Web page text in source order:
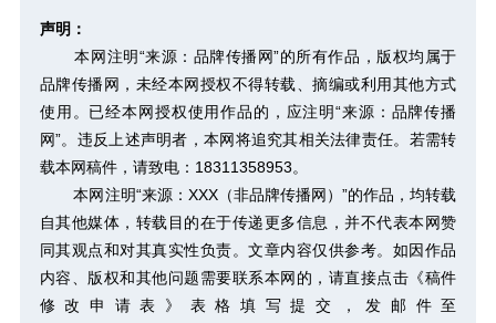
声明：
本网注明“来源：品牌传播网”的所有作品，版权均属于
品牌传播网，未经本网授权不得转载、摘编或利用其他方式
使用。已经本网授权使用作品的，应注明“来源：品牌传播
网”。违反上述声明者，本网将追究其相关法律责任。若需转
载本网稿件，请致电：18311358953。
本网注明“来源：XXX（非品牌传播网）”的作品，均转载
自其他媒体，转载目的在于传递更多信息，并不代表本网赞
同其观点和对其真实性负责。文章内容仅供参考。如因作品
内容、版权和其他问题需要联系本网的，请直接点击 《稿件
修改申请表》 表格填写提交，发邮件至